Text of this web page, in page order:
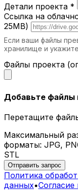
Детали проекта *
Ссылка на
25MB)
Если ваши файлы
хранилище и
Файлы проекта
Добавьте файлы
Перетащите
Максимальный
форматы: JPG,
STL
Отправить запрос
Политика
данных•Согласие